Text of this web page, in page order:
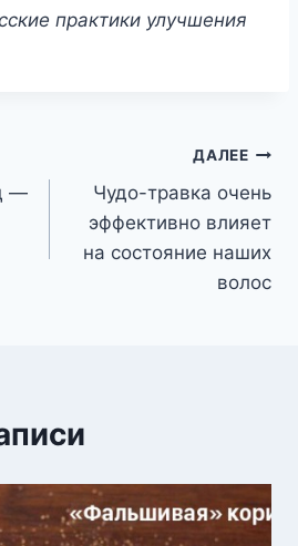
практики улучшения
—
ДАЛЕЕ
Чудо-травка очень
эффективно влияет
на состояние наших
волос